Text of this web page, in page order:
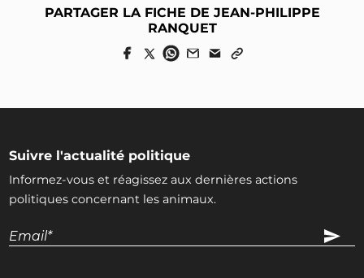
PARTAGER LA FICHE DE JEAN-PHILIPPE
RANQUET
Suivre l'actualité politique
Informez-vous et réagissez aux dernières actions
politiques concernant les animaux.